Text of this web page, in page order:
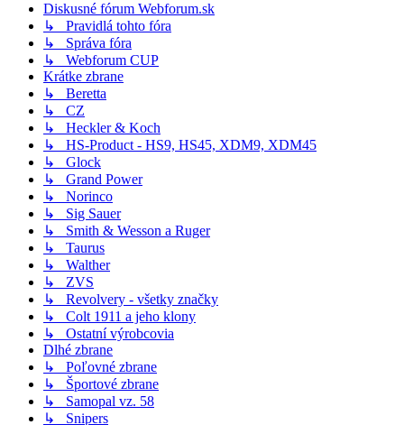
Diskusné fórum Webforum.sk
↳ Pravidlá tohto fóra
↳ Správa fóra
↳ Webforum CUP
Krátke zbrane
↳ Beretta
↳ CZ
↳ Heckler & Koch
↳ HS-Product - HS9, HS45, XDM9, XDM45
↳ Glock
↳ Grand Power
↳ Norinco
↳ Sig Sauer
↳ Smith & Wesson a Ruger
↳ Taurus
↳ Walther
↳ ZVS
↳ Revolvery - všetky značky
↳ Colt 1911 a jeho klony
↳ Ostatní výrobcovia
Dlhé zbrane
↳ Poľovné zbrane
↳ Športové zbrane
↳ Samopal vz. 58
↳ Snipers